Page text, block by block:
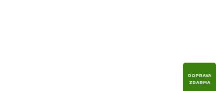
DOPRAVA
ZDARMA